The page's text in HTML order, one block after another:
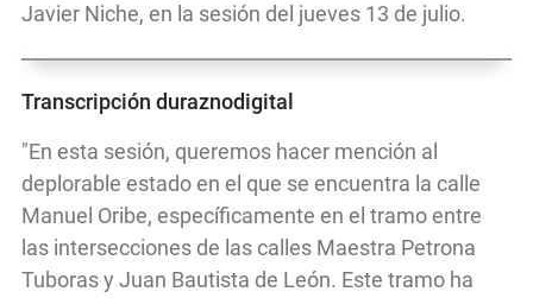
Javier Niche, en la sesión del jueves 13 de julio.
Transcripción duraznodigital
"En esta sesión, queremos hacer mención al
deplorable estado en el que se encuentra la calle
Manuel Oribe, específicamente en el tramo entre
las intersecciones de las calles Maestra Petrona
Tuboras y Juan Bautista de León. Este tramo ha